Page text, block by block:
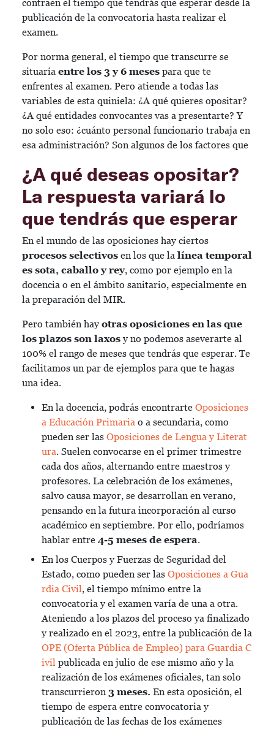
contraen el tiempo que tendrás que esperar desde la
publicación de la convocatoria hasta realizar el
examen.
Por norma general, el tiempo que transcurre se
situaría entre los 3 y 6 meses para que te
enfrentes al examen. Pero atiende a todas las
variables de esta quiniela: ¿A qué quieres opositar?
¿A qué entidades convocantes vas a presentarte? Y
no solo eso: ¿cuánto personal funcionario trabaja en
esa administración? Son algunos de los factores que
¿A qué deseas opositar?
La respuesta variará lo
que tendrás que esperar
En el mundo de las oposiciones hay ciertos
procesos selectivos en los que la línea temporal
es sota, caballo y rey, como por ejemplo en la
docencia o en el ámbito sanitario, especialmente en
la preparación del MIR.
Pero también hay otras oposiciones en las que
los plazos son laxosy no podemos aseverarte al
100% el rango de meses que tendrás que esperar. Te
facilitamos un par de ejemplos para que te hagas
una idea.
En la docencia, podrás encontrarte Oposiciones
a Educación Primaria o a secundaria, como
pueden ser las Oposiciones de Lengua y Literat
ura. Suelen convocarse en el primer trimestre
cada dos años, alternando entre maestros y
profesores. La celebración de los exámenes,
salvo causa mayor, se desarrollan en verano,
pensando en la futura incorporación al curso
académico en septiembre. Por ello, podríamos
hablar entre 4-5 meses de espera.
En los Cuerpos y Fuerzas de Seguridad del
Estado, como pueden ser las Oposiciones a Gua
rdia Civil, el tiempo mínimo entre la
convocatoria y el examen varía de una a otra.
Ateniendo a los plazos del proceso ya finalizado
y realizado en el 2023, entre la publicación de la
OPE (Oferta Pública de Empleo) para Guardia C
ivil publicada en julio de ese mismo año y la
realización de los exámenes oficiales, tan solo
transcurrieron 3 meses. En esta oposición, el
tiempo de espera entre convocatoria y
publicación de las fechas de los exámenes